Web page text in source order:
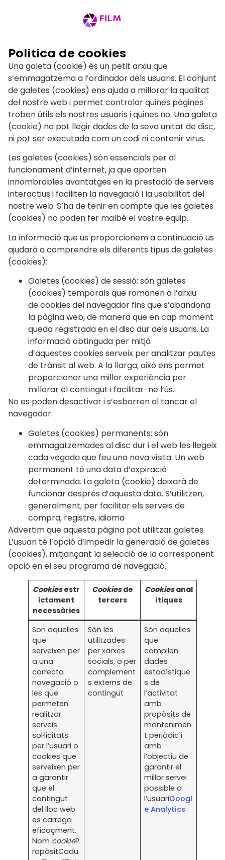
Politica de cookies
Una galeta (cookie) és un petit arxiu que
s’emmagatzema a l’ordinador dels usuaris. El conjunt
de galetes (cookies) ens ajuda a millorar la qualitat
del nostre web i permet controlar quines pàgines
troben útils els nostres usuaris i quines no. Una galeta
(cookie) no pot llegir dades de la seva unitat de disc,
ni pot ser executada com un codi ni contenir virus.
Les galetes (cookies) són essencials per al
funcionament d’internet, ja que aporten
innombrables avantatges en la prestació de serveis
interactius i faciliten la navegació i la usabilitat del
nostre web. S’ha de tenir en compte que les galetes
(cookies) no poden fer malbé el vostre equip.
La informació que us proporcionem a continuació us
ajudarà a comprendre els diferents tipus de galetes
(cookies):
Galetes (cookies) de sessió: són galetes
(cookies) temporals que romanen a l’arxiu
de cookies del navegador fins que s’abandona
la pàgina web, de manera que en cap moment
queda registrada en el disc dur dels usuaris. La
informació obtinguda per mitjà
d’aquestes cookies serveix per analitzar pautes
de trànsit al web. A la llarga, això ens permet
proporcionar una millor experiència per
millorar el contingut i facilitar-ne l’ús.
No es poden desactivar i s’esborren al tancar el
navegador.
Galetes (cookies) permanents: són
emmagatzemades al disc dur i el web les llegeix
cada vegada que feu una nova visita. Un web
permanent té una data d’expiració
determinada. La galeta (cookie) deixarà de
funcionar després d’aquesta data. S’utilitzen,
generalment, per facilitar els serveis de
compra, registre, idioma
Advertim que aquesta pàgina pot utilitzar galetes.
L’usuari té l’opció d’impedir la generació de galetes
(cookies), mitjançant la selecció de la corresponent
opció en el seu programa de navegació.
Cookiesestr
ictament
necessàries
Cookiesde
tercers
Cookiesanal
ítiques
Son aquelles
que
serveixen per
a una
correcta
navegació o
les que
permeten
realitzar
serveis
sol·licitats
per l’usuari o
cookies que
serveixen per
a garantir
que el
contingut
del lloc web
es carrega
eficaçment.
Nom cookieP
ropòsitCadu
Són les
utilitzades
per xarxes
socials, o per
complement
s externs de
contingut
Són aquelles
que
compilen
dades
estadístique
s de
l’activitat
amb
propòsits de
mantenimen
t periòdic i
amb
l’objectiu de
garantir el
millor servei
possible a
l’usuariGoogl
e Analytics